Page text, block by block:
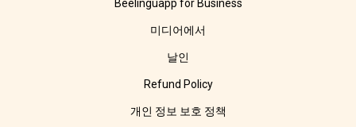
Beelinguapp for Business
미디어에서
날인
Refund Policy
개인 정보 보호 정책